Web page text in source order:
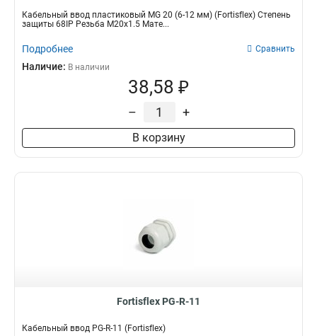
Кабельный ввод пластиковый МG 20 (6-12 мм) (Fortisflex) Степень
защиты 68IP Резьба M20x1.5 Мате...
Подробнее Сравнить
Наличие: В наличии
38,58 ₽
– +
В корзину
Fortisflex PG-R-11
Кабельный ввод PG-R-11 (Fortisflex)